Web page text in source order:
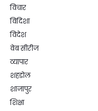
विचार
विदिशा
विदेश
वेब सीरीज
व्यापार
शहडोल
शाजापुर
शिक्षा